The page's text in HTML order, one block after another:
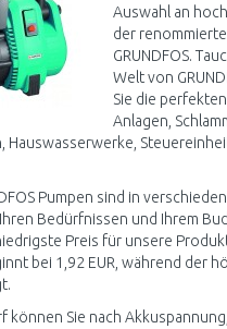
Auswahl an
der
GRUNDFOS.
Welt von
Sie die
Anlagen,
Hauswasserwerke,
Pumpen sind in
Bedürfnissen und Ihrem
Preis für unsere
bei 1,92 EUR, während der
können Sie nach